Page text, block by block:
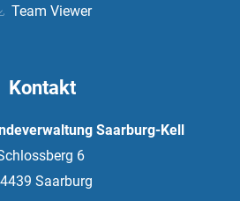
Team Viewer
Kontakt
Saarburg-Kell
6
Saarburg